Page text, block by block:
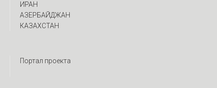
ИРАН
АЗЕРБАЙДЖАН
КАЗАХСТАН
Портал проекта